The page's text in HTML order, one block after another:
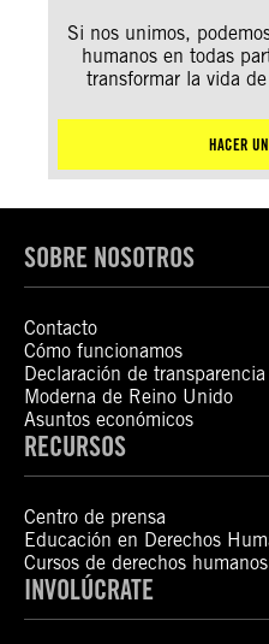
Si nos unimos,
humanos en todas
transformar la vida
HACER
SOBRE NOSOTROS
Contacto
Cómo funcionamos
Declaración de
Moderna de Reino Unido
Asuntos económicos
RECURSOS
Centro de prensa
Educación en Derechos
Cursos de derechos humanos
INVOLÚCRATE